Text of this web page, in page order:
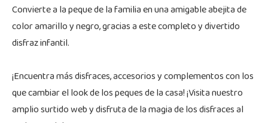
Convierte a la peque de la familia en una amigable abejita de
color amarillo y negro, gracias a este completo y divertido
disfraz infantil.
¡Encuentra más disfraces, accesorios y complementos con los
que cambiar el look de los peques de la casa! ¡Visita nuestro
amplio surtido web y disfruta de la magia de los disfraces al